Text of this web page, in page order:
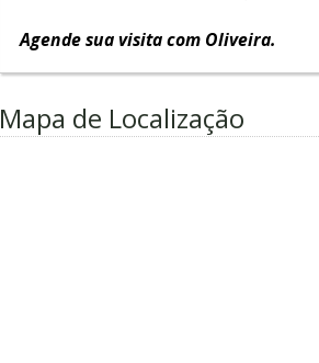
Agende sua visita com Oliveira.
Mapa de Localização